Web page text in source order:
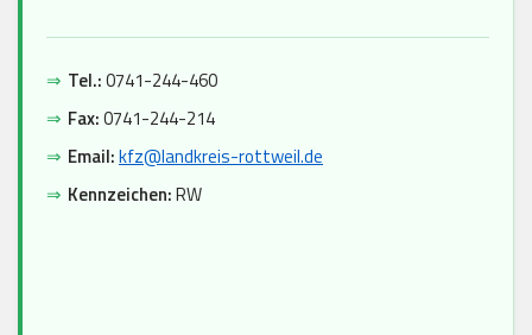
⇒ Tel.:0741-244-460
⇒ Fax:0741-244-214
⇒ Email:kfz@landkreis-rottweil.de
⇒ Kennzeichen:RW